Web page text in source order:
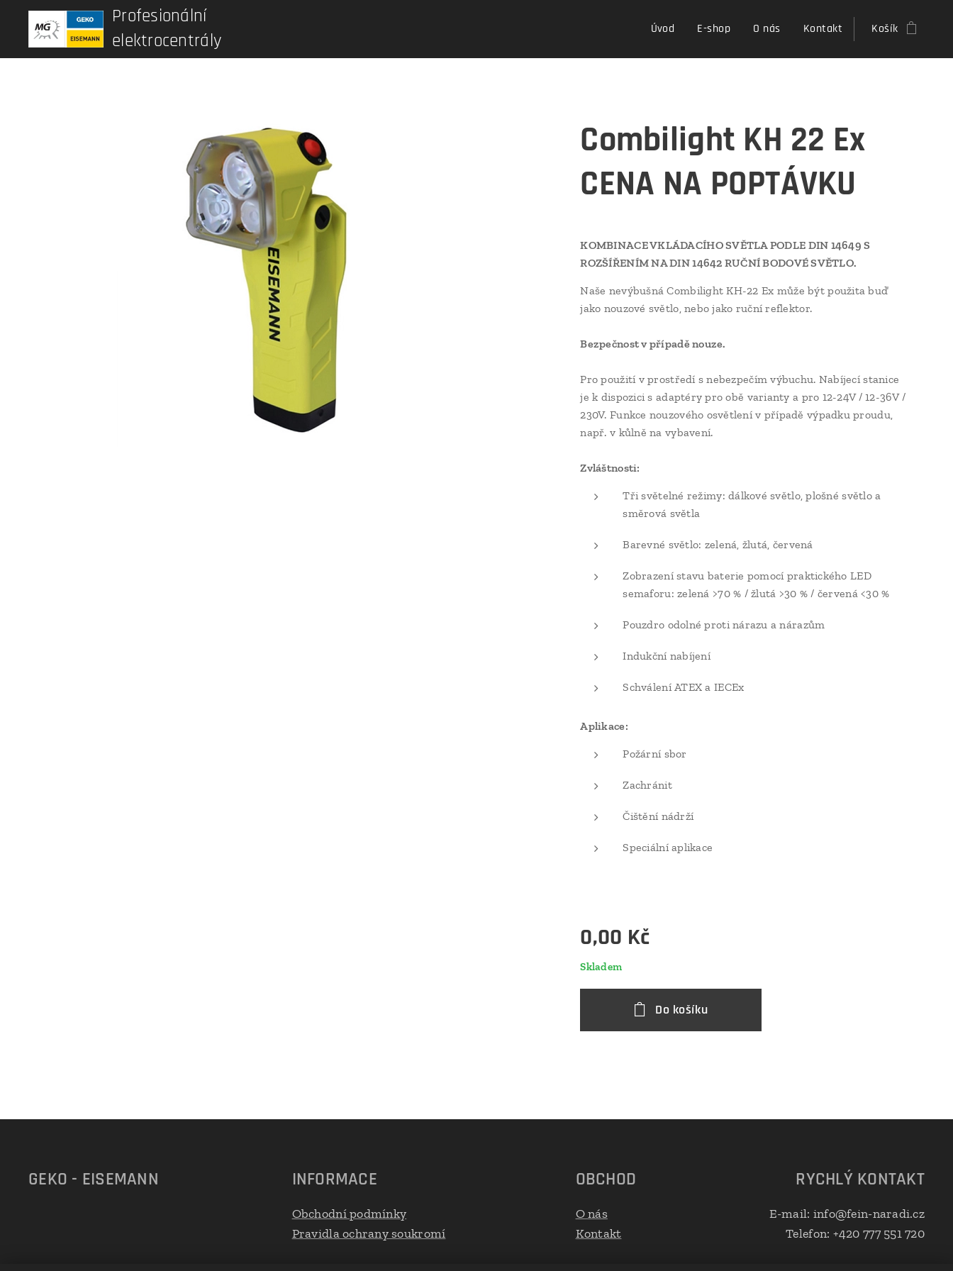
Profesionální
elektrocentrály
Úvod E-shop O nás Kontakt Košík
Combilight KH 22 Ex
CENA NA POPTÁVKU
KOMBINACE VKLÁDACÍHO SVĚTLA PODLE DIN 14649 S
ROZŠÍŘENÍM NA DIN 14642 RUČNÍ BODOVÉ SVĚTLO.
Naše nevýbušná Combilight KH-22 Ex může být použita buď
jako nouzové světlo, nebo jako ruční reflektor.
Bezpečnost v případě nouze.
Pro použití v prostředí s nebezpečím výbuchu. Nabíjecí stanice
je k dispozici s adaptéry pro obě varianty a pro 12-24V / 12-36V /
230V. Funkce nouzového osvětlení v případě výpadku proudu,
např. v kůlně na vybavení.
Zvláštnosti:
Tři světelné režimy: dálkové světlo, plošné světlo a
směrová světla
Barevné světlo: zelená, žlutá, červená
Zobrazení stavu baterie pomocí praktického LED
semaforu: zelená >70 % / žlutá >30 % / červená <30 %
Pouzdro odolné proti nárazu a nárazům
Indukční nabíjení
Schválení ATEX a IECEx
Aplikace:
Požární sbor
Zachránit
Čištění nádrží
Speciální aplikace
0,00 Kč
Skladem
Do košíku
GEKO - EISEMANN INFORMACE
Obchodní podmínky
Pravidla ochrany soukromí
OBCHOD
O nás
Kontakt
RYCHLÝ KONTAKT
E-mail: info@fein-naradi.cz
Telefon: +420 777 551 720